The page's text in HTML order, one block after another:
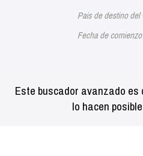
Este buscador avanzado
lo hacen